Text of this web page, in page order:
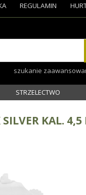
szukanie
REGULAMIN
STRZELECTWO
KAL.